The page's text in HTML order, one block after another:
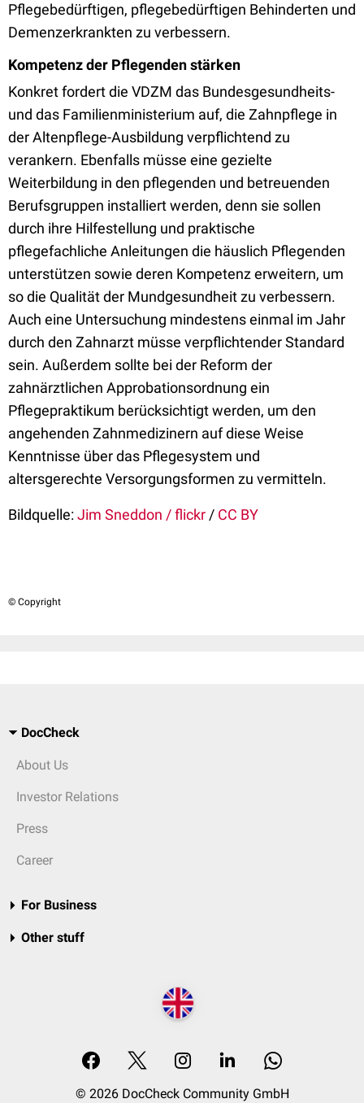
Pflegebedürftigen, pflegebedürftigen Behinderten und
Demenzerkrankten zu verbessern.
Kompetenz der Pflegenden stärken
Konkret fordert die VDZM das Bundesgesundheits-
und das Familienministerium auf, die Zahnpflege in
der Altenpflege-Ausbildung verpflichtend zu
verankern. Ebenfalls müsse eine gezielte
Weiterbildung in den pflegenden und betreuenden
Berufsgruppen installiert werden, denn sie sollen
durch ihre Hilfestellung und praktische
pflegefachliche Anleitungen die häuslich Pflegenden
unterstützen sowie deren Kompetenz erweitern, um
so die Qualität der Mundgesundheit zu verbessern.
Auch eine Untersuchung mindestens einmal im Jahr
durch den Zahnarzt müsse verpflichtender Standard
sein. Außerdem sollte bei der Reform der
zahnärztlichen Approbationsordnung ein
Pflegepraktikum berücksichtigt werden, um den
angehenden Zahnmedizinern auf diese Weise
Kenntnisse über das Pflegesystem und
altersgerechte Versorgungsformen zu vermitteln.
Bildquelle:Jim Sneddon / flickr / CC BY
© Copyright
DocCheck
About Us
Investor Relations
Press
Career
For Business
Other stuff
© 2026 DocCheck Community GmbH